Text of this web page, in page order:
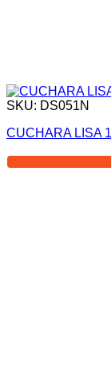
SKU: DS051N
CUCHARA LISA